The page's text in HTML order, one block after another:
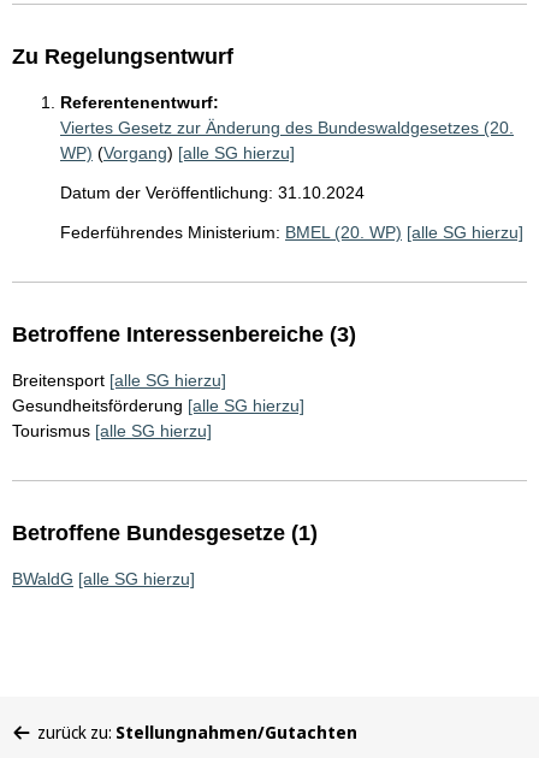
Zu Regelungsentwurf
Referentenentwurf:
Viertes Gesetz zur Änderung des Bundeswaldgesetzes (20.
WP) (Vorgang) [alle SG hierzu]
Datum der Veröffentlichung: 31.10.2024
Federführendes Ministerium: BMEL (20. WP) [alle SG hierzu]
Betroffene Interessenbereiche (3)
Breitensport [alle SG hierzu]
Gesundheitsförderung [alle SG hierzu]
Tourismus [alle SG hierzu]
Betroffene Bundesgesetze (1)
BWaldG [alle SG hierzu]
befinden
zurück zu: Stellungnahmen/Gutachten